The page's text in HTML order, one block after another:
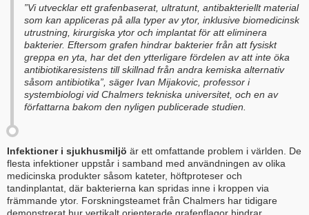
”Vi utvecklar ett grafenbaserat, ultratunt, antibakteriellt material
som kan appliceras på alla typer av ytor, inklusive biomedicinsk
utrustning, kirurgiska ytor och implantat för att eliminera
bakterier. Eftersom grafen hindrar bakterier från att fysiskt
greppa en yta, har det den ytterligare fördelen av att inte öka
antibiotikaresistens till skillnad från andra kemiska alternativ
såsom antibiotika”, säger Ivan Mijakovic, professor i
systembiologi vid Chalmers tekniska universitet, och en av
författarna bakom den nyligen publicerade studien.
Infektioner i sjukhusmiljö är ett omfattande problem i världen. De
flesta infektioner uppstår i samband med användningen av olika
medicinska produkter såsom kateter, höftproteser och
tandinplantat, där bakterierna kan spridas inne i kroppen via
främmande ytor. Forskningsteamet från Chalmers har tidigare